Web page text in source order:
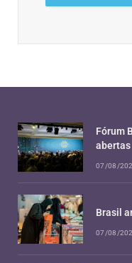
Fórum
abertas
07/08/
Brasil
07/08/